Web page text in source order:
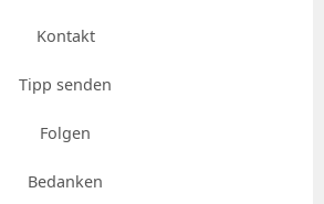
Kontakt
Tipp senden
Folgen
Bedanken